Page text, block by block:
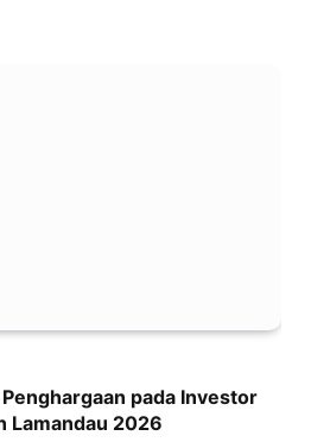
pada Investor
Lamandau 2026